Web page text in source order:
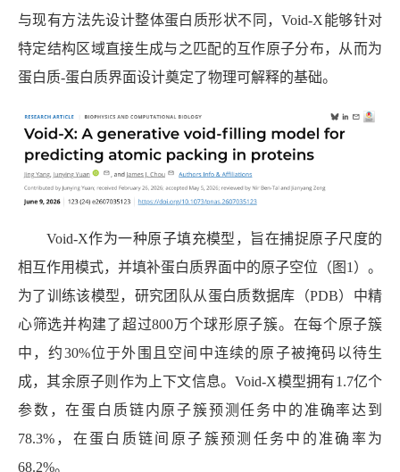
与现有方法先设计整体蛋白质形状不同，Void-X能够针对
特定结构区域直接生成与之匹配的互作原子分布，从而为
蛋白质-蛋白质界面设计奠定了物理可解释的基础。
Void-X作为一种原子填充模型，旨在捕捉原子尺度的
相互作用模式，并填补蛋白质界面中的原子空位（图 1 ）。
为了训练该模型，研究团队从蛋白质数据库（PDB）中精
心筛选并构建了超过800万个球形原子簇。在每个原子簇
中，约30%位于外围且空间中连续的原子被掩码以待生
成，其余原子则作为上下文信息。Void-X模型拥有1.7亿个
参数，在蛋白质链内原子簇预测任务中的准确率达到
78.3% ，在蛋白质链间原子簇预测任务中的准确率为
68.2%。